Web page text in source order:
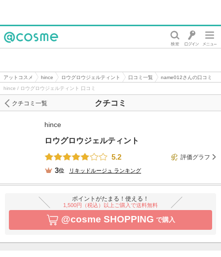
アットコスメ hince ロウグロウジェルティント 口コミ一覧
name012さんの口コミ
hince / ロウグロウジェルティント 口コミ
クチコミ
クチコミ一覧
hince
ロウグロウジェルティント
5.2
評価グラフ
3位 リキッドルージュ ランキング
ポイントがたまる！使える！
1,500円（税込）以上ご購入で送料無料
@cosme SHOPPING で購入